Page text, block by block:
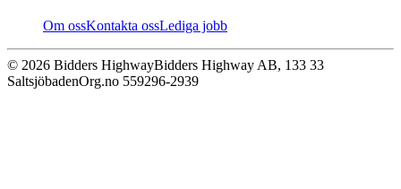
Om ossKontakta ossLediga jobb
© 2026 Bidders HighwayBidders Highway AB, 133 33
SaltsjöbadenOrg.no 559296-2939